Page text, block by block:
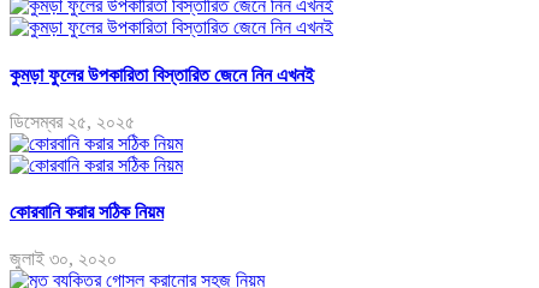
কুমড়া ফুলের উপকারিতা বিস্তারিত জেনে নিন এখনই
ডিসেম্বর ২৫, ২০২৫
কোরবানি করার সঠিক নিয়ম
জুলাই ৩০, ২০২০